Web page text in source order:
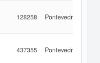
128258 Pontevedra
437355 Pontevedra